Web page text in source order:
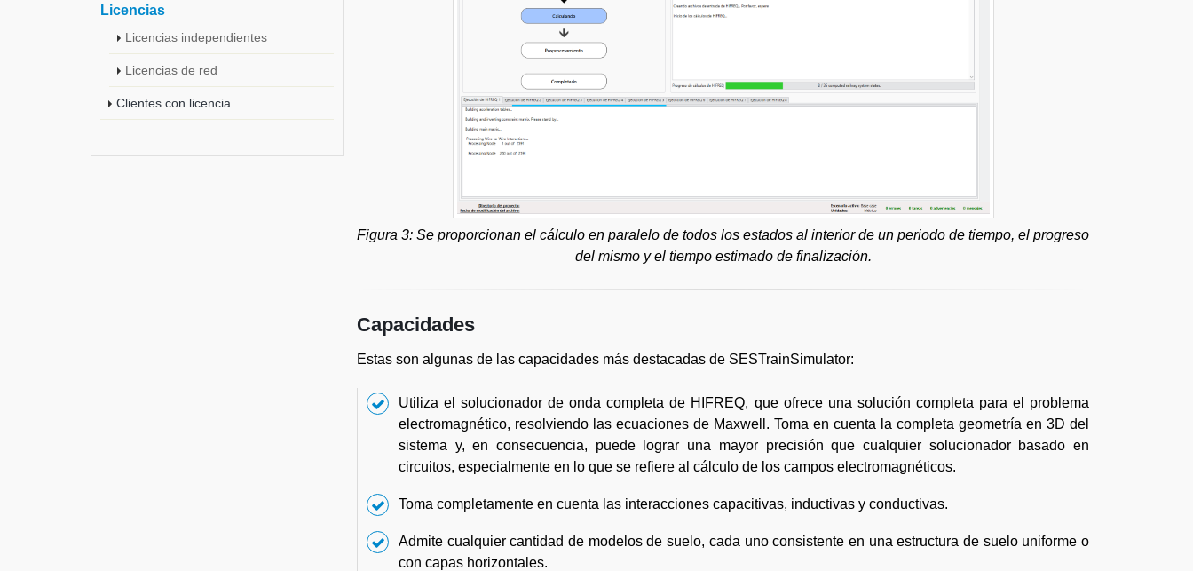
Licencias
Licencias independientes
Licencias de red
Clientes con licencia
Figura 3: Se proporcionan el cálculo en paralelo de todos los estados al interior de un periodo de tiempo, el progreso
del mismo y el tiempo estimado de finalización.
Capacidades
Estas son algunas de las capacidades más destacadas de SESTrainSimulator:
Utiliza el solucionador de onda completa de HIFREQ, que ofrece una solución completa para el problema
electromagnético, resolviendo las ecuaciones de Maxwell. Toma en cuenta la completa geometría en 3D del
sistema y, en consecuencia, puede lograr una mayor precisión que cualquier solucionador basado en
circuitos, especialmente en lo que se refiere al cálculo de los campos electromagnéticos.
Toma completamente en cuenta las interacciones capacitivas, inductivas y conductivas.
Admite cualquier cantidad de modelos de suelo, cada uno consistente en una estructura de suelo uniforme o
con capas horizontales.